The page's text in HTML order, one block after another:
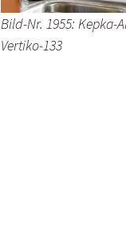
Bild-Nr. 1955: Kepka-
Vertiko-133